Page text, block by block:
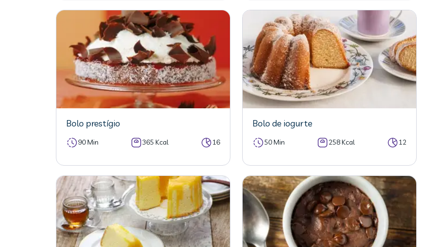
Bolo prestígio
90 Min 365 Kcal 16
Bolo de iogurte
50 Min 258 Kcal 12